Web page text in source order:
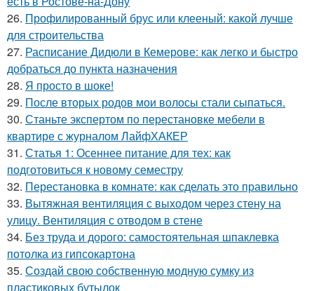
26. Профилированный брус или клееный: какой лучше
для строительства
27. Расписание Дидюли в Кемерове: как легко и быстро
добраться до пункта назначения
28. Я просто в шоке!
29. После вторых родов мои волосы стали сыпаться.
30. Станьте экспертом по перестановке мебели в
квартире с журналом ЛайфХАКЕР
31. Статья 1: Осеннее питание для тех: как
подготовиться к новому семестру
32. Перестановка в комнате: как сделать это правильно
33. Вытяжная вентиляция с выходом через стену на
улицу. Вентиляция с отводом в стене
34. Без труда и дорого: самостоятельная шпаклевка
потолка из гипсокартона
35. Создай свою собственную модную сумку из
пластиковых бутылок